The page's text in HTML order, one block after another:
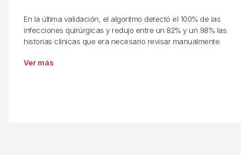
En la última validación, el algoritmo detectó el 100% de las
infecciones quirúrgicas y redujo entre un 82% y un 98% las
historias clínicas que era necesario revisar manualmente.
Ver más